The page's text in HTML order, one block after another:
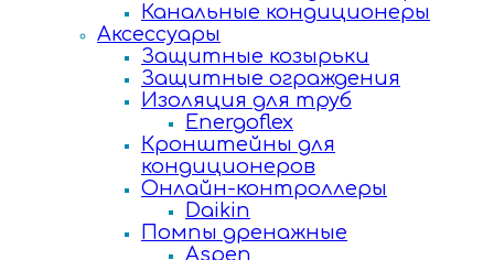
Канальные кондиционеры
Аксессуары
Защитные козырьки
Защитные ограждения
Изоляция для труб
Energoflex
Кронштейны для
кондиционеров
Онлайн-контроллеры
Daikin
Помпы дренажные
Aspen